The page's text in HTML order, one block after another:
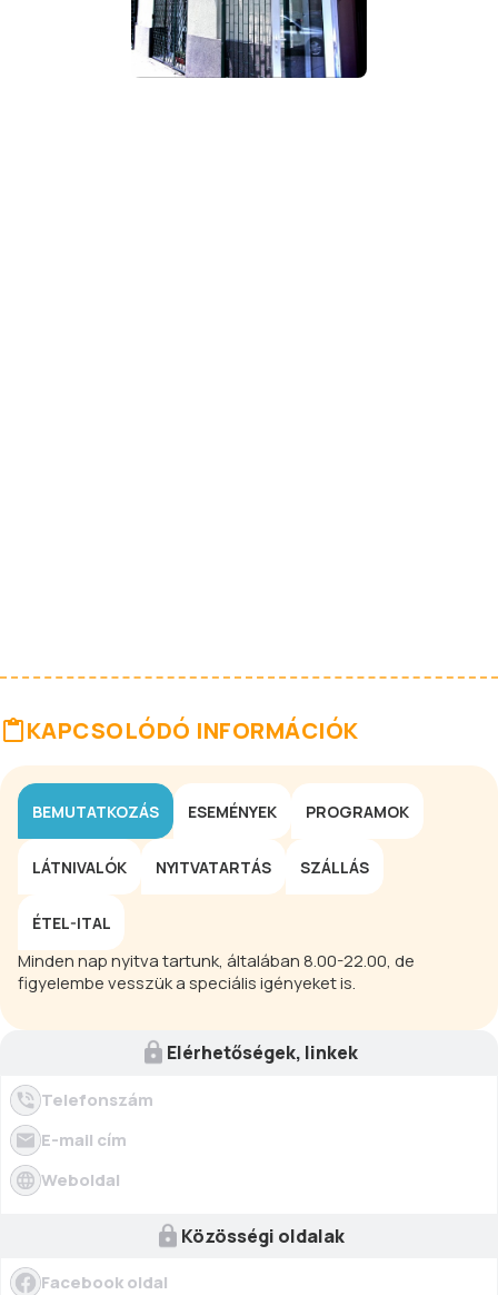
KAPCSOLÓDÓ INFORMÁCIÓK
BEMUTATKOZÁS ESEMÉNYEK PROGRAMOK
LÁTNIVALÓK NYITVATARTÁS SZÁLLÁS
ÉTEL-ITAL
Minden nap nyitva tartunk, általában 8.00-22.00, de
figyelembe vesszük a speciális igényeket is.
Elérhetőségek, linkek
Telefonszám
E-mail cím
Weboldal
Közösségi oldalak
Facebook oldal